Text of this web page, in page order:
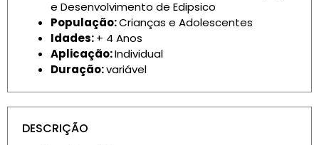
e Desenvolvimento de Edipsico
População:Crianças e Adolescentes
Idades:+ 4 Anos
Aplicação:Individual
Duração:variável
DESCRIÇÃO